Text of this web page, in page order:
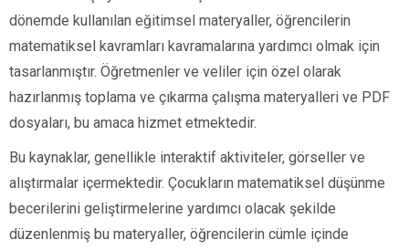
dönemde kullanılan eğitimsel materyaller, öğrencilerin
matematiksel kavramları kavramalarına yardımcı olmak için
tasarlanmıştır. Öğretmenler ve veliler için özel olarak
hazırlanmış toplama ve çıkarma çalışma materyalleri ve PDF
dosyaları, bu amaca hizmet etmektedir.
Bu kaynaklar, genellikle interaktif aktiviteler, görseller ve
alıştırmalar içermektedir. Çocukların matematiksel düşünme
becerilerini geliştirmelerine yardımcı olacak şekilde
düzenlenmiş bu materyaller, öğrencilerin cümle içinde